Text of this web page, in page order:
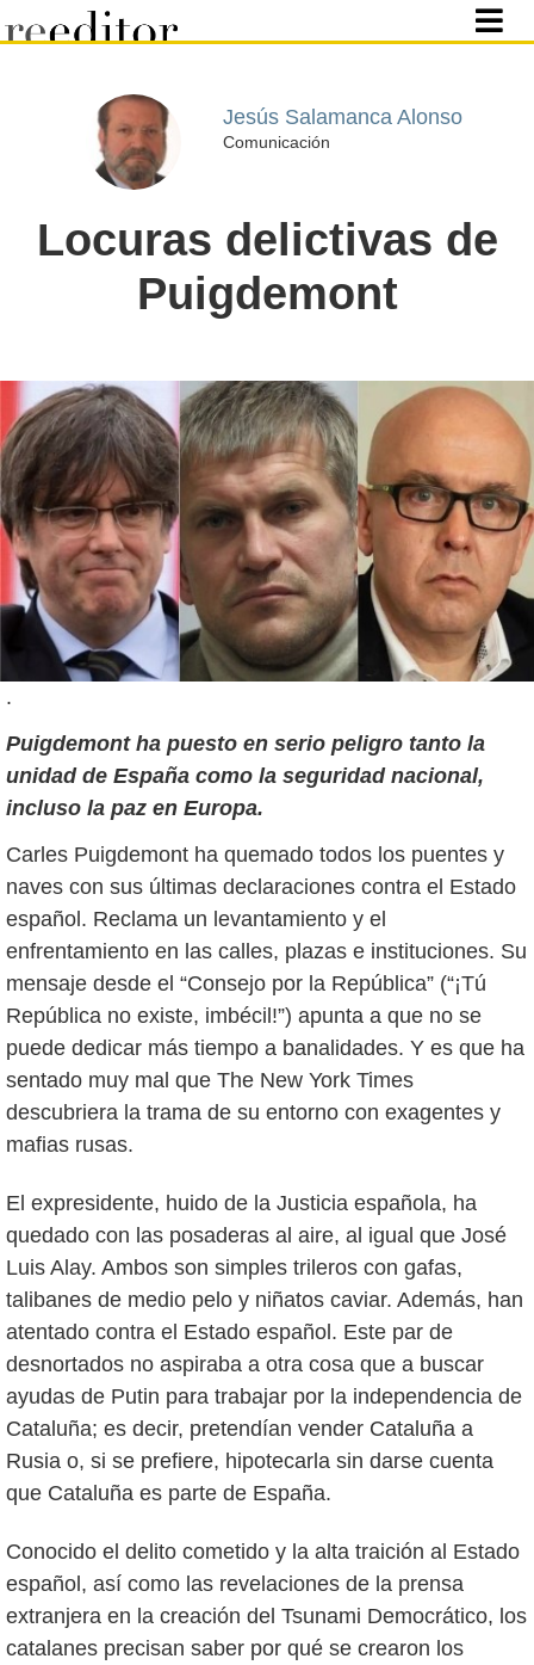
Jesús Salamanca Alonso
Comunicación
Locuras delictivas de
Puigdemont
.
Puigdemont ha puesto en serio peligro tanto la
unidad de España como la seguridad nacional,
incluso la paz en Europa.
Carles Puigdemont ha quemado todos los puentes y
naves con sus últimas declaraciones contra el Estado
español. Reclama un levantamiento y el
enfrentamiento en las calles, plazas e instituciones. Su
mensaje desde el “Consejo por la República” (“¡Tú
República no existe, imbécil!”) apunta a que no se
puede dedicar más tiempo a banalidades. Y es que ha
sentado muy mal que The New York Times
descubriera la trama de su entorno con exagentes y
mafias rusas.
El expresidente, huido de la Justicia española, ha
quedado con las posaderas al aire, al igual que José
Luis Alay. Ambos son simples trileros con gafas,
talibanes de medio pelo y niñatos caviar. Además, han
atentado contra el Estado español. Este par de
desnortados no aspiraba a otra cosa que a buscar
ayudas de Putin para trabajar por la independencia de
Cataluña; es decir, pretendían vender Cataluña a
Rusia o, si se prefiere, hipotecarla sin darse cuenta
que Cataluña es parte de España.
Conocido el delito cometido y la alta traición al Estado
español, así como las revelaciones de la prensa
extranjera en la creación del Tsunami Democrático, los
catalanes precisan saber por qué se crearon los